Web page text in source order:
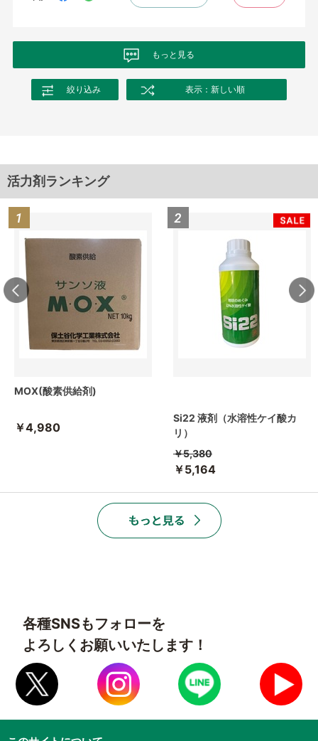
もっと見る
絞り込み 表示：新しい順
活力剤ランキング
MOX(酸素供給剤)
￥4,980
Si22 液剤（水溶性ケイ酸カ
リ）
￥5,380
￥5,164
各種SNSもフォローを
よろしくお願いいたします！